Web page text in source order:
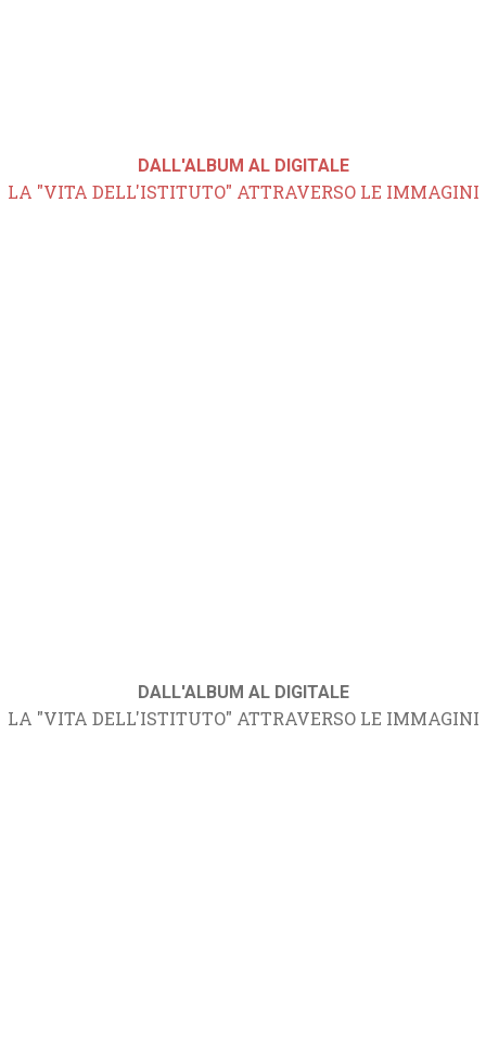
DALL'ALBUM AL DIGITALE
LA "VITA DELL'ISTITUTO" ATTRAVERSO LE IMMAGINI
DALL'ALBUM AL DIGITALE
LA "VITA DELL'ISTITUTO" ATTRAVERSO LE IMMAGINI